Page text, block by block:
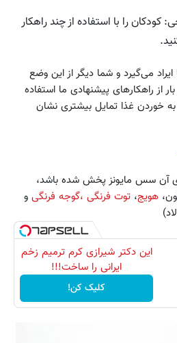
را با استفاده از چند راهکار
می‌گیرد و شما دیگر از این وضع
از راهکارهای پیشنهادی ما استفاده
خوردن غذا تمایل بیشتری نشان
آن سس مایونز پخش شده باشد،
هویج، توت فرنگی ،گوجه فرنگی و
این دکتر شیرازی کرم ترمیم زخم
ایرانی را ساخت!!!
کلیک کن!